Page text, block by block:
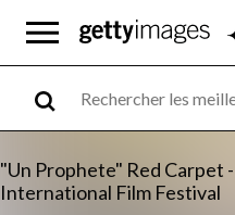
"Un Prophete" Red Carpet
International Film Festival